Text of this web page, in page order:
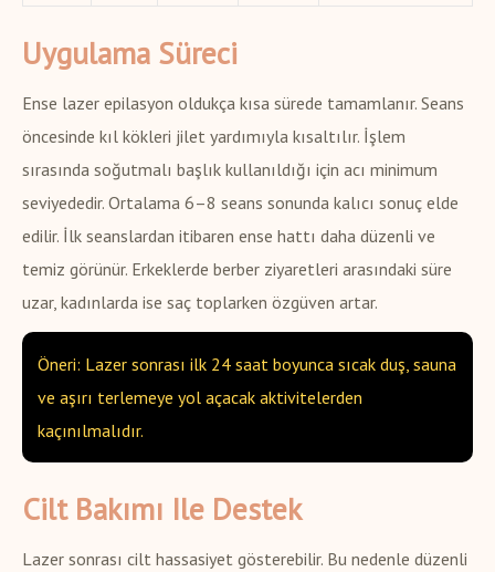
Uygulama Süreci
Ense lazer epilasyon oldukça kısa sürede tamamlanır. Seans
öncesinde kıl kökleri jilet yardımıyla kısaltılır. İşlem
sırasında soğutmalı başlık kullanıldığı için acı minimum
seviyededir. Ortalama 6–8 seans sonunda kalıcı sonuç elde
edilir. İlk seanslardan itibaren ense hattı daha düzenli ve
temiz görünür. Erkeklerde berber ziyaretleri arasındaki süre
uzar, kadınlarda ise saç toplarken özgüven artar.
Öneri: Lazer sonrası ilk 24 saat boyunca sıcak duş, sauna
ve aşırı terlemeye yol açacak aktivitelerden
kaçınılmalıdır.
Cilt Bakımı Ile Destek
Lazer sonrası cilt hassasiyet gösterebilir. Bu nedenle düzenli